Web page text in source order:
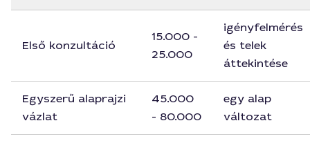
Első konzultáció
15.000 -
25.000
igényfelmérés
és telek
áttekintése
Egyszerű alaprajzi
vázlat
45.000
- 80.000
egy alap
változat